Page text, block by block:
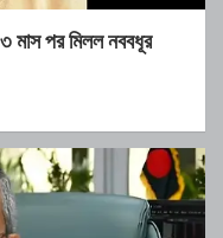
মাস পর মিলল নববধূর